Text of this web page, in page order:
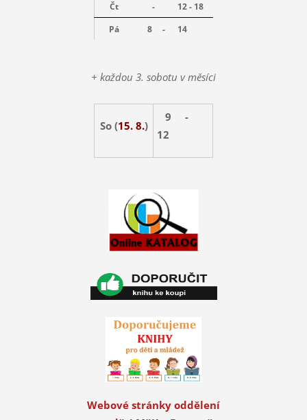
Čt
-
12 - 18
Pá
8 - 14
+ každou 3. sobotu v měsíci
So (15. 8.)
9 -
12
Webové stránky oddělení